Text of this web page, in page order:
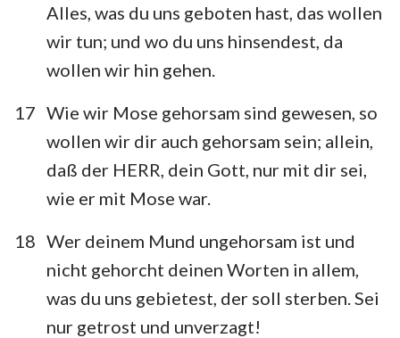
Alles, was du uns geboten hast, das wollen
wir tun; und wo du uns hinsendest, da
wollen wir hin gehen.
17 Wie wir Mose gehorsam sind gewesen, so
wollen wir dir auch gehorsam sein; allein,
daß der HERR, dein Gott, nur mit dir sei,
wie er mit Mose war.
18 Wer deinem Mund ungehorsam ist und
nicht gehorcht deinen Worten in allem,
was du uns gebietest, der soll sterben. Sei
nur getrost und unverzagt!